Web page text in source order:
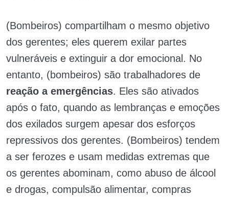
(Bombeiros) compartilham o mesmo objetivo
dos gerentes; eles querem exilar partes
vulneráveis e extinguir a dor emocional. No
entanto, (bombeiros) são trabalhadores de
reação a emergências. Eles são ativados
após o fato, quando as lembranças e emoções
dos exilados surgem apesar dos esforços
repressivos dos gerentes. (Bombeiros) tendem
a ser ferozes e usam medidas extremas que
os gerentes abominam, como abuso de álcool
e drogas, compulsão alimentar, compras